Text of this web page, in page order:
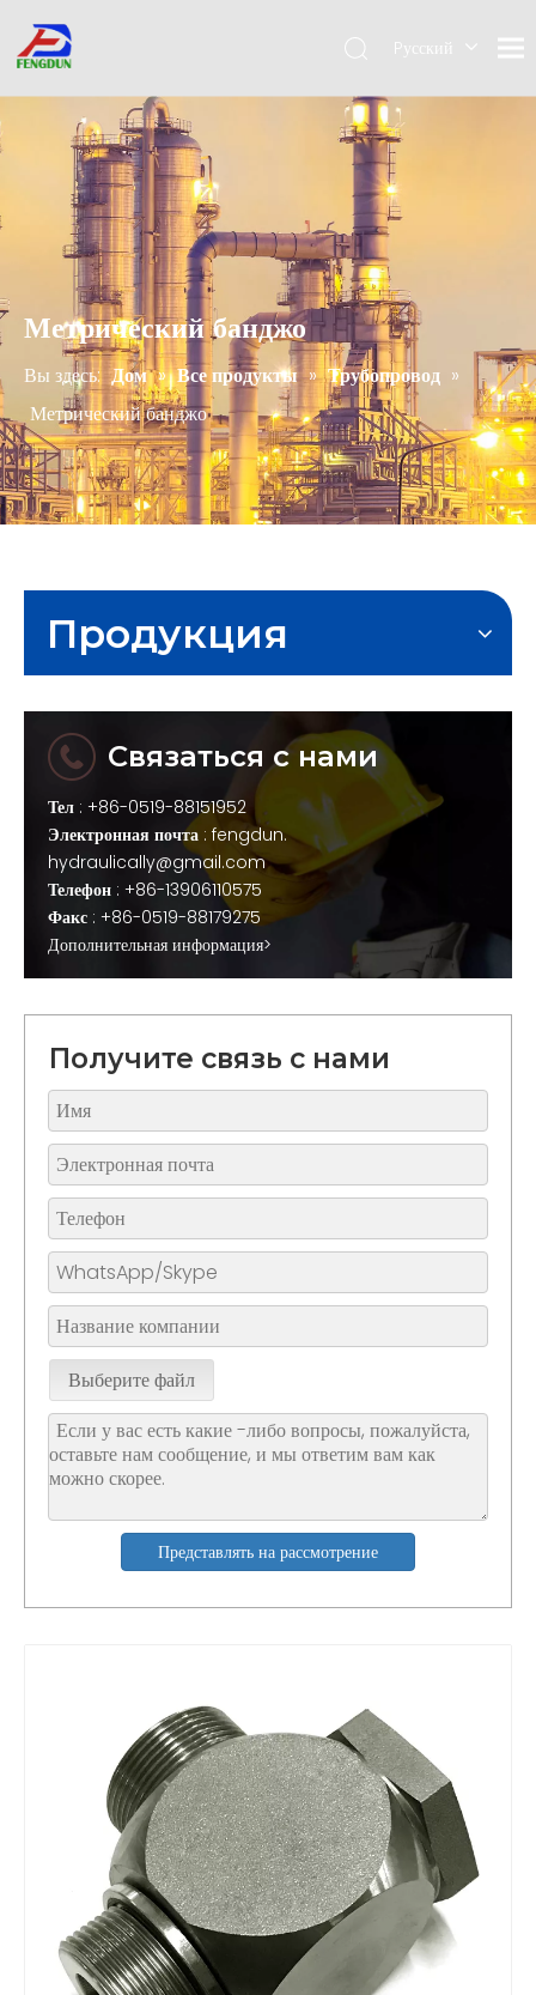
Pусский
简体中
文
Метрический банджо
Вы здесь: Дом » Все продукты » Трубопровод »
Метрический банджо
Продукция
Связаться с нами
Тел : +86-0519-88151952
Электронная почта : fengdun.
hydraulically@gmail.com
Телефон : +86-13906110575
Факс : +86-0519-88179275
Дополнительная информация>
Получите связь с нами
Выберите файл
Представлять на рассмотрение